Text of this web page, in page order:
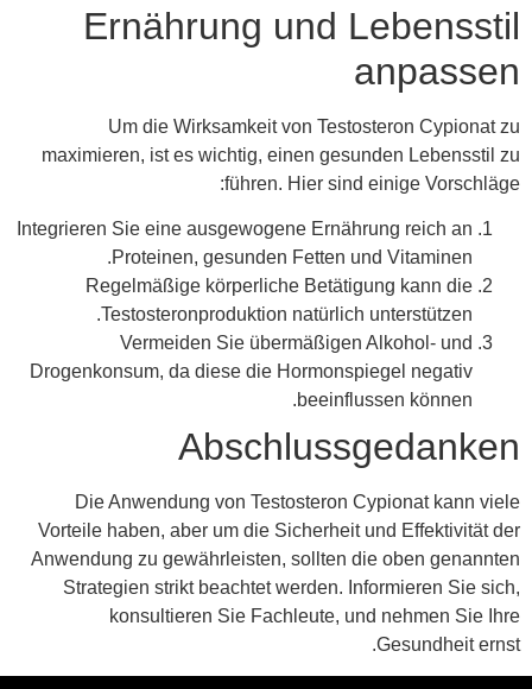
Ernährung und Lebensstil
anpassen
Um die Wirksamkeit von Testosteron Cypionat zu
maximieren, ist es wichtig, einen gesunden Lebensstil zu
führen. Hier sind einige Vorschläge:
Integrieren Sie eine ausgewogene Ernährung reich an
Proteinen, gesunden Fetten und Vitaminen.
Regelmäßige körperliche Betätigung kann die
Testosteronproduktion natürlich unterstützen.
Vermeiden Sie übermäßigen Alkohol- und
Drogenkonsum, da diese die Hormonspiegel negativ
beeinflussen können.
Abschlussgedanken
Die Anwendung von Testosteron Cypionat kann viele
Vorteile haben, aber um die Sicherheit und Effektivität der
Anwendung zu gewährleisten, sollten die oben genannten
Strategien strikt beachtet werden. Informieren Sie sich,
konsultieren Sie Fachleute, und nehmen Sie Ihre
Gesundheit ernst.